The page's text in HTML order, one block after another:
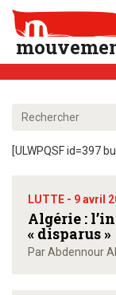
LES NUMÉROS
ACHAT/ABONNEMENT
CONTACT
[ULWPQSF id=397
LUTTE - 9 avril
Algérie :
« disparus »
Par Abdennour